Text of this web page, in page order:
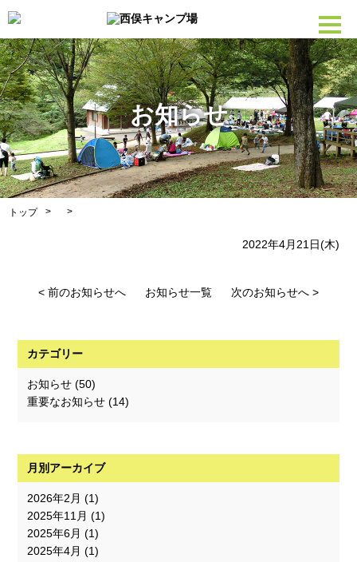
お知らせ
トップ > >
2022年4月21日(木)
< 前のお知らせへ お知らせ一覧 次のお知らせへ >
カテゴリー
お知らせ (50)
重要なお知らせ (14)
月別アーカイブ
2026年2月 (1)
2025年11月 (1)
2025年6月 (1)
2025年4月 (1)